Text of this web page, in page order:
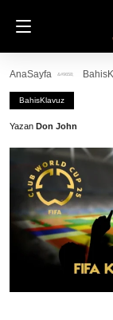
AnaSayfa
BahisKlavuz
Yazan Don John